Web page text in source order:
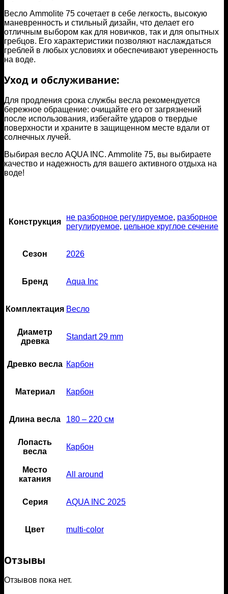
Весло Ammolite 75 сочетает в себе легкость, высокую
маневренность и стильный дизайн, что делает его
отличным выбором как для новичков, так и для опытных
гребцов. Его характеристики позволяют наслаждаться
греблей в любых условиях и обеспечивают уверенность
на воде.
Уход и обслуживание:
Для продления срока службы весла рекомендуется
бережное обращение: очищайте его от загрязнений
после использования, избегайте ударов о твердые
поверхности и храните в защищенном месте вдали от
солнечных лучей.
Выбирая весло AQUA INC. Ammolite 75, вы выбираете
качество и надежность для вашего активного отдыха на
воде!
Конструкция
не разборное регулируемое, разборное
регулируемое, цельное круглое сечение
Сезон 2026
Бренд Aqua Inc
Комплектация Весло
Диаметр
древка
Standart 29 mm
Древко весла Карбон
Материал Карбон
Длина весла 180 – 220 см
Лопасть
весла
Карбон
Место
катания
All around
Серия AQUA INC 2025
Цвет multi-color
Отзывы
Отзывов пока нет.